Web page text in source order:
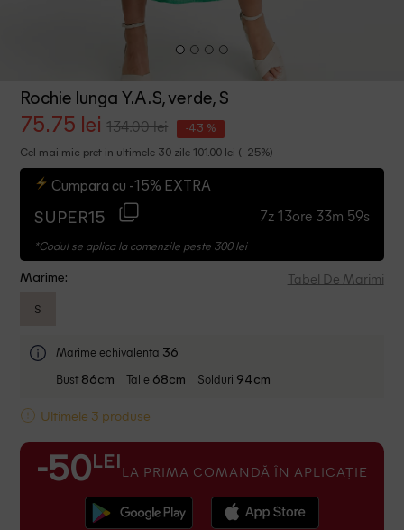
Rochie lunga Y.A.S, verde, S
75.75 lei 134.00 lei -43 %
Cel mai mic pret in ultimele 30 zile 101.00 lei ( -25%)
Cumpara cu -15% EXTRA
SUPER15 7z 13ore 33m 59s
*Codul se aplica la comenzile peste 300 lei
Marime: Tabel De Marimi
S
Marime echivalenta 36
Bust 86cm Talie 68cm Solduri 94cm
Ultimele 3 produse
-50 LEI LA PRIMA COMANDĂ ÎN APLICAȚIE